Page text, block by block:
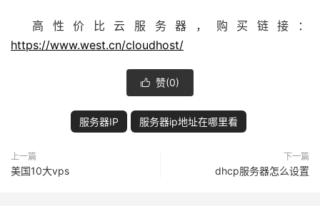
高性价比云服务器，购买链接：
https://www.west.cn/cloudhost/
 赞(0)
服务器IP 服务器ip地址在哪里看
上一篇
美国10大vps
下一篇
dhcp服务器怎么设置